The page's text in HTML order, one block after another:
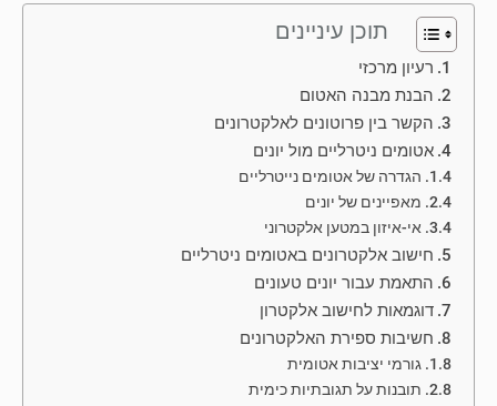
תוכן עיניינים
רעיון מרכזי
הבנת מבנה האטום
הקשר בין פרוטונים לאלקטרונים
אטומים ניטרליים מול יונים
הגדרה של אטומים נייטרליים
מאפיינים של יונים
אי-איזון במטען אלקטרוני
חישוב אלקטרונים באטומים ניטרליים
התאמת עבור יונים טעונים
דוגמאות לחישוב אלקטרון
חשיבות ספירת האלקטרונים
גורמי יציבות אטומית
תובנות על תגובתיות כימית